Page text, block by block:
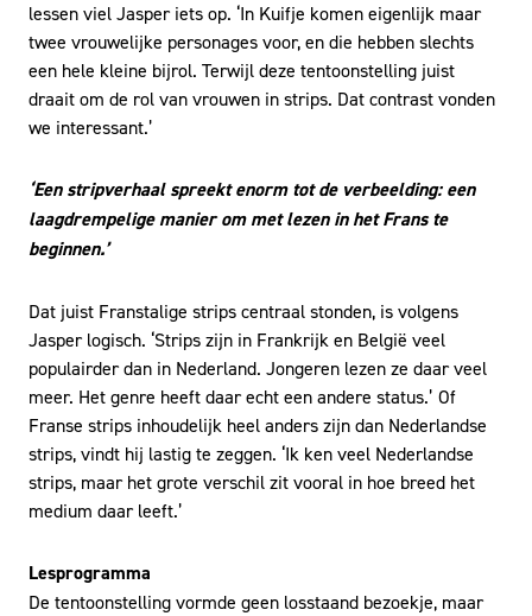
lessen viel Jasper iets op. ‘In Kuifje komen eigenlijk maar
twee vrouwelijke personages voor, en die hebben slechts
een hele kleine bijrol. Terwijl deze tentoonstelling juist
draait om de rol van vrouwen in strips. Dat contrast vonden
we interessant.’
‘Een stripverhaal spreekt enorm tot de verbeelding: een
laagdrempelige manier om met lezen in het Frans te
beginnen.’
Dat juist Franstalige strips centraal stonden, is volgens
Jasper logisch. ‘Strips zijn in Frankrijk en België veel
populairder dan in Nederland. Jongeren lezen ze daar veel
meer. Het genre heeft daar echt een andere status.’ Of
Franse strips inhoudelijk heel anders zijn dan Nederlandse
strips, vindt hij lastig te zeggen. ‘Ik ken veel Nederlandse
strips, maar het grote verschil zit vooral in hoe breed het
medium daar leeft.’
Lesprogramma
De tentoonstelling vormde geen losstaand bezoekje, maar